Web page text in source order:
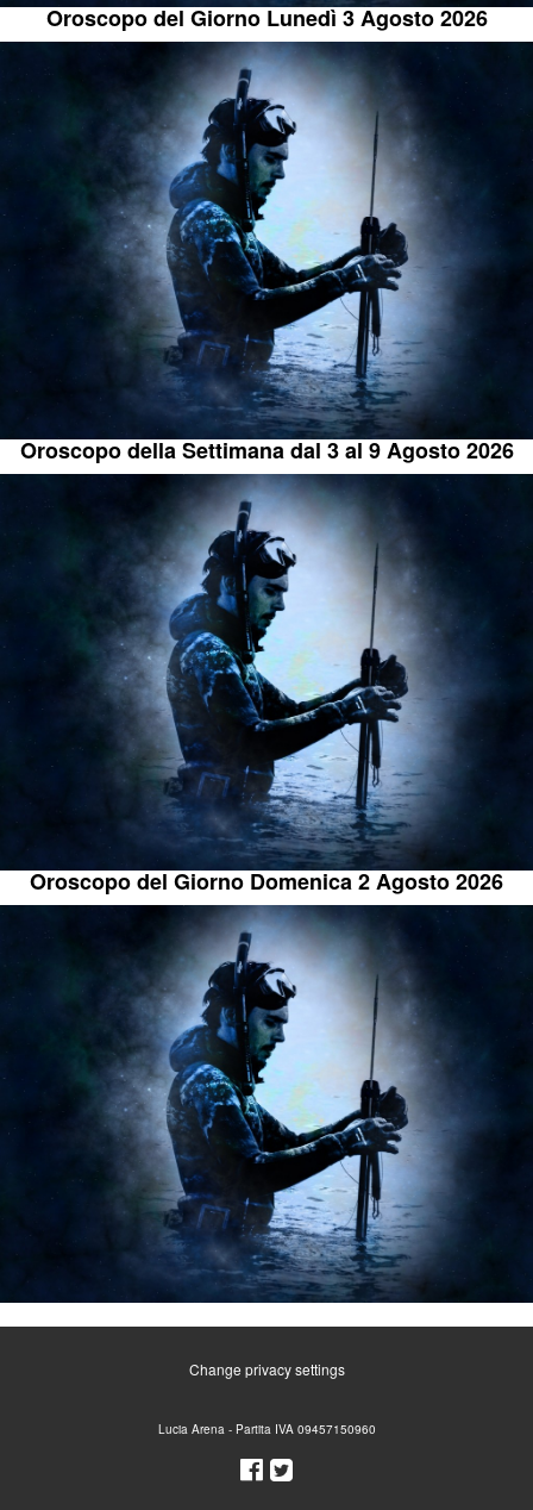
Oroscopo del Giorno Lunedì 3 Agosto 2026
Oroscopo della Settimana dal 3 al 9 Agosto 2026
Oroscopo del Giorno Domenica 2 Agosto 2026
Change privacy settings
Lucia Arena - Partita IVA 09457150960